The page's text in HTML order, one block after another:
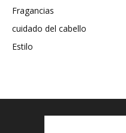
Fragancias
cuidado del cabello
Estilo